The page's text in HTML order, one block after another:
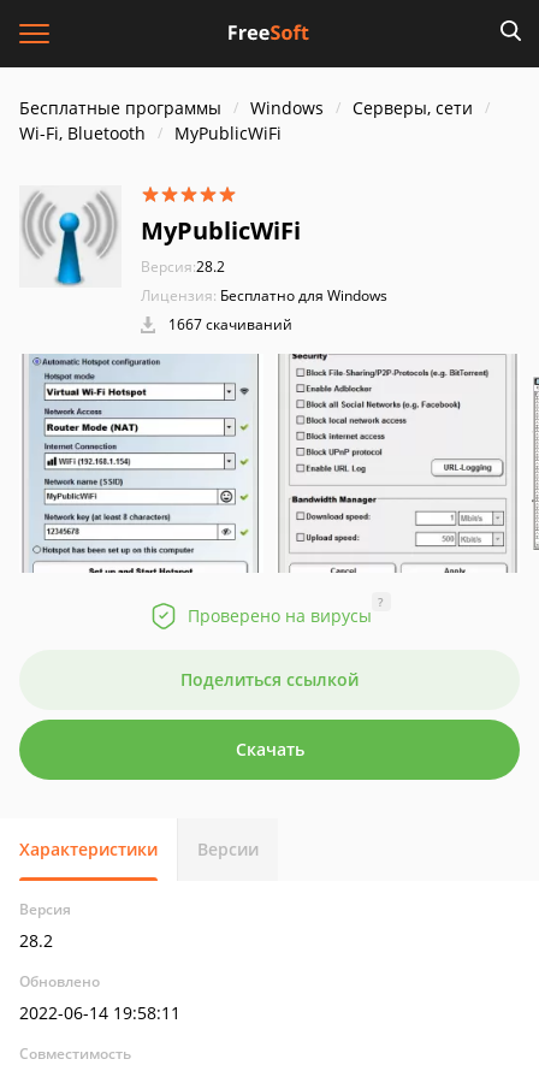
Бесплатные программы Windows
Серверы, сети
Wi-Fi, Bluetooth
MyPublicWiFi
MyPublicWiFi
Версия:28.2
Лицензия: Бесплатно для Windows
1667 скачиваний
Проверено на вирусы
?
Поделиться ссылкой
Скачать
Характеристики Версии
Версия
28.2
Обновлено
2022-06-14 19:58:11
Совместимость